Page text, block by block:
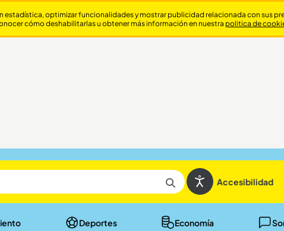
Accesibilidad
Deportes Economía
optimizar funcionalidades y mostrar publicidad relacionada con sus
cómo deshabilitarlas u obtener más información en nuestra politica de